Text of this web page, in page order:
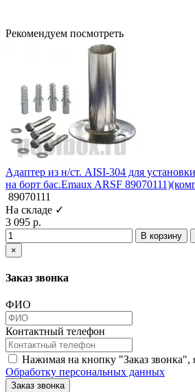
Рекомендуем посмотреть
Адаптер из н/ст. AISI-304 для
на борт бас.Emaux ARSF
89070111
На складе ✓
3 095 р.
В корзину
×
Заказ звонка
ФИО
Контактный телефон
Нажимая на кнопку "Заказ звонка",
Обработку персональных данных
Заказ звонка